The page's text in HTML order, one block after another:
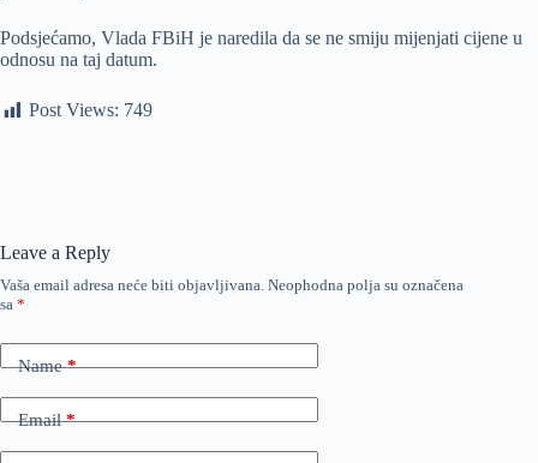
Podsjećamo, Vlada FBiH je naredila da se ne smiju mijenjati cijene u
odnosu na taj datum.
Post Views: 749
Leave a Reply
Vaša email adresa neće biti objavljivana. Neophodna polja su označena
sa *
Name*
Email*